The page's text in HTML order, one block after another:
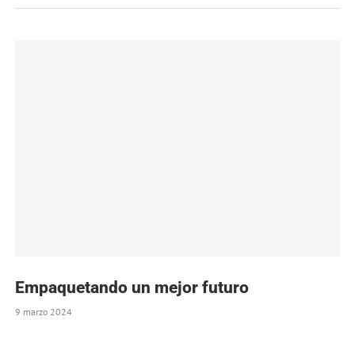
Empaquetando un mejor futuro
9 marzo 2024